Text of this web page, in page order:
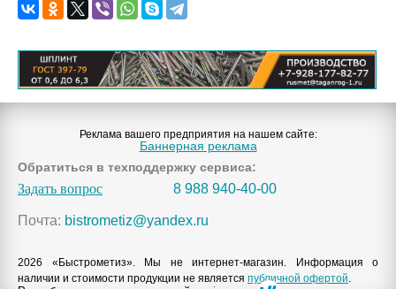
Реклама вашего предприятия на нашем сайте:
Баннерная реклама
Обратиться в техподдержку сервиса:
Задать вопрос 8 988 940-40-00
Почта: bistrometiz@yandex.ru
2026 «Быстрометиз». Мы не интернет-магазин. Информация о
наличии и стоимости продукции не является публичной офертой.